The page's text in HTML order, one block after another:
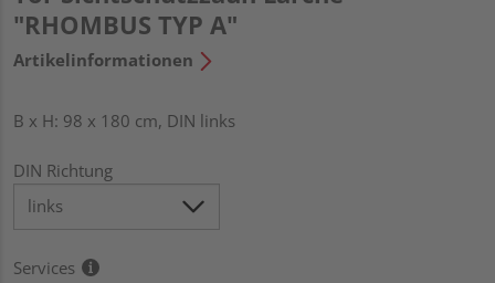
"RHOMBUS TYP A"
Artikelinformationen
B x H: 98 x 180 cm, DIN links
DIN Richtung
Services